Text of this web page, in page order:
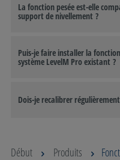
La fonction pesée est-elle
support de nivellement ?
Puis-je faire installer la
système LevelM Pro existant ?
Dois-je recalibrer
Début Produits